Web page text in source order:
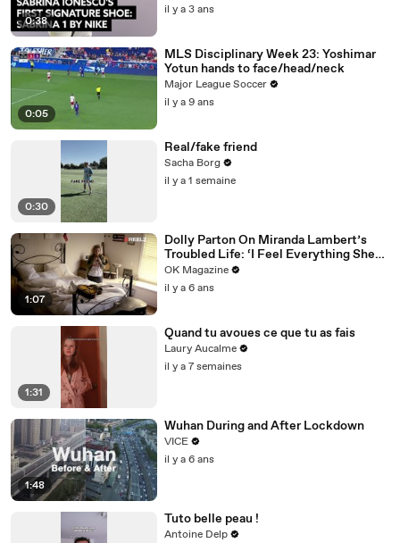
0:38
il y a 3 ans
0:05
MLS Disciplinary Week 23: Yoshimar
Yotun hands to face/head/neck
Major League Soccer
il y a 9 ans
0:30
Real/fake friend
Sacha Borg
il y a 1 semaine
1:07
Dolly Parton On Miranda Lambert’s
Troubled Life: ‘I Feel Everything She
Writes’: Watch REELZ Doc
OK Magazine
il y a 6 ans
1:31
Quand tu avoues ce que tu as fais
Laury Aucalme
il y a 7 semaines
1:48
Wuhan During and After Lockdown
VICE
il y a 6 ans
Tuto belle peau !
Antoine Delp